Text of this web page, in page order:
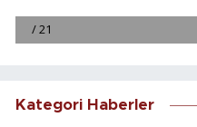
Kategori Haberler